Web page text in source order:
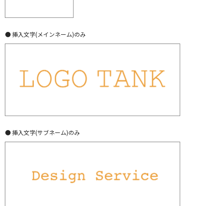
● 挿入文字(メインネーム)のみ
● 挿入文字(サブネーム)のみ